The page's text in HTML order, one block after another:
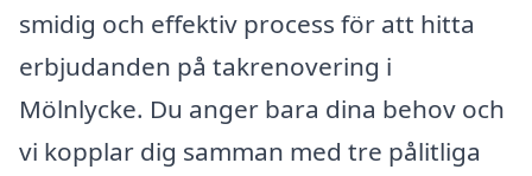
smidig och effektiv process för att hitta
erbjudanden på takrenovering i
Mölnlycke. Du anger bara dina behov och
vi kopplar dig samman med tre pålitliga